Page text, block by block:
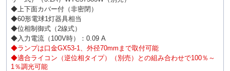
◆上下面カバー付（非密閉）
◆60形電球1灯器具相当
◆位相制御式（2線式）
◆入力電流（100V時）：0.09 A
◆ランプは口金GX53-1、外径70mmまで取付可能
◆適合ライコン（逆位相タイプ）（別売）との組み合わせで100％～
1％調光可能